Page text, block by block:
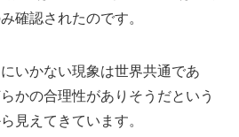
確認されたのです。
いかない現象は世界共通であ
かの合理性がありそうだという
見えてきています。